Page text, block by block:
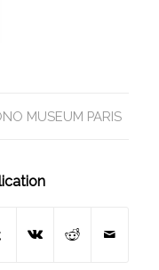
MUSEUM PARIS